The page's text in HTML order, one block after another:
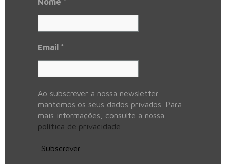
Email *
Ao subscrever a nossa newsletter
mantemos os seus dados privados. Para
mais informações, consulte a nossa
política de privacidade